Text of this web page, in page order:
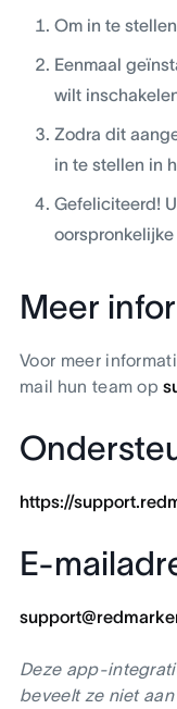
Om in te
Eenmaal
wilt
Zodra dit
in te stellen in
Gefeliciteerd!
Meer
Voor meer
mail hun team op
https://
E-
Deze app-
beveelt ze niet